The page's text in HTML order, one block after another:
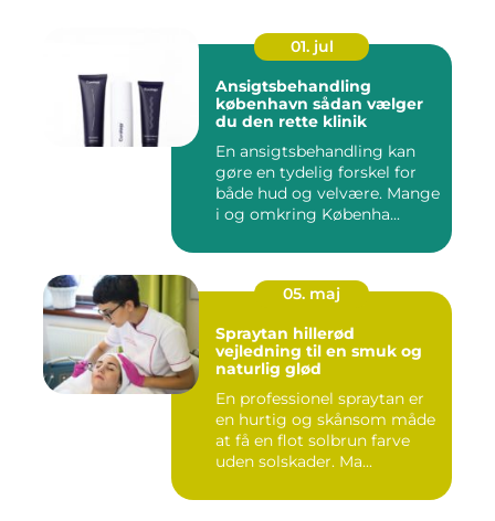
01. jul
Ansigtsbehandling
københavn sådan vælger
du den rette klinik
En ansigtsbehandling kan
gøre en tydelig forskel for
både hud og velvære. Mange
i og omkring Københa...
05. maj
Spraytan hillerød
vejledning til en smuk og
naturlig glød
En professionel spraytan er
en hurtig og skånsom måde
at få en flot solbrun farve
uden solskader. Ma...